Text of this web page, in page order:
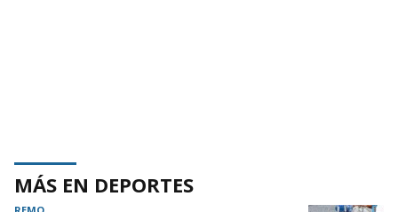
MÁS EN DEPORTES